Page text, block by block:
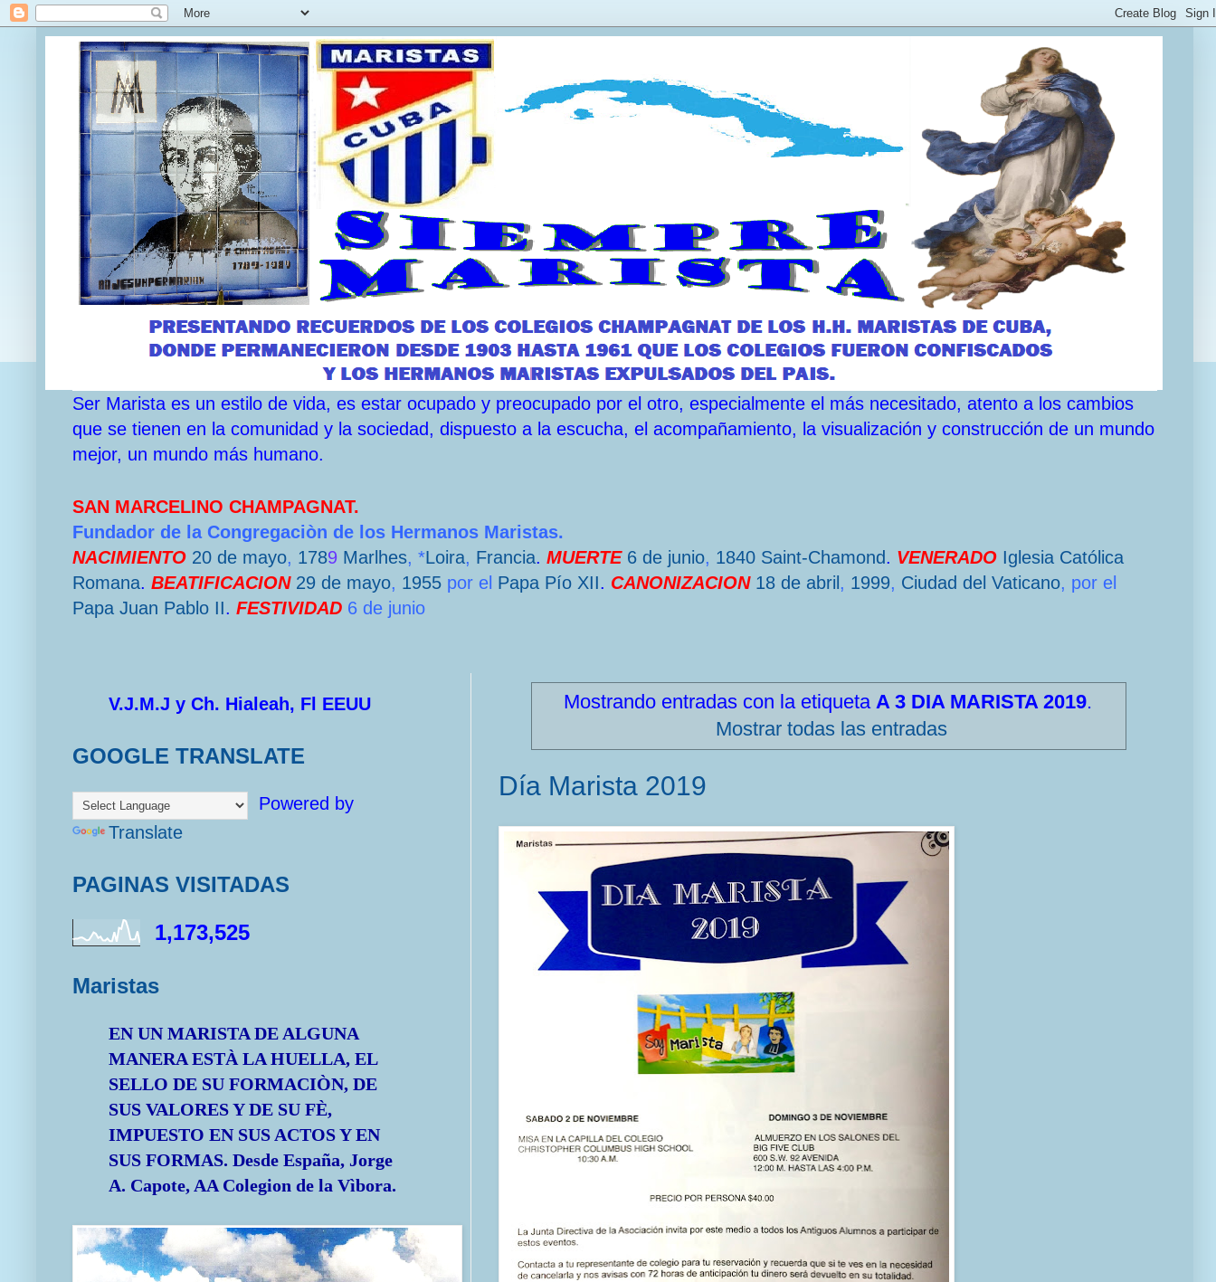
Ser Marista es un estilo de vida, es estar ocupado y preocupado por el otro, especialmente el más necesitado, atento a los cambios
que se tienen en la comunidad y la sociedad, dispuesto a la escucha, el acompañamiento, la visualización y construcción de un mundo
mejor, un mundo más humano.
SAN MARCELINO CHAMPAGNAT.
Fundador de la Congregaciòn de los Hermanos Maristas.
NACIMIENTO 20 de mayo, 1789 Marlhes, *Loira, Francia. MUERTE 6 de junio, 1840 Saint-Chamond. VENERADO Iglesia Católica
Romana. BEATIFICACION 29 de mayo, 1955 por el Papa Pío XII. CANONIZACION 18 de abril , 1999, Ciudad del Vaticano, por el
Papa Juan Pablo II. FESTIVIDAD 6 de junio
Mostrando entradas con la etiqueta A 3 DIA MARISTA 2019.
Mostrar todas las entradas
Día Marista 2019
V.J.M.J y Ch. Hialeah, Fl EEUU
GOOGLE TRANSLATE
Powered by
Translate
PAGINAS VISITADAS
1,173,525
Maristas
EN UN MARISTA DE ALGUNA
MANERA ESTÀ LA HUELLA, EL
SELLO DE SU FORMACIÒN, DE
SUS VALORES Y DE SU FÈ,
IMPUESTO EN SUS ACTOS Y EN
SUS FORMAS. Desde España, Jorge
A. Capote, AA Colegion de la Vìbora.